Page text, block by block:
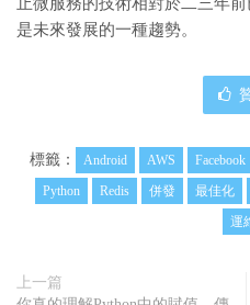
是未來發展的一種趨勢。
標籤： Android AWS Facebook
Python
Redis 併發 最佳化
運
上一篇